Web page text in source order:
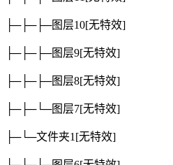
├─├─├─图层10[无特效]
├─├─├─图层9[无特效]
├─├─├─图层8[无特效]
├─├─└─图层7[无特效]
├─└─文件夹1 [无特效]